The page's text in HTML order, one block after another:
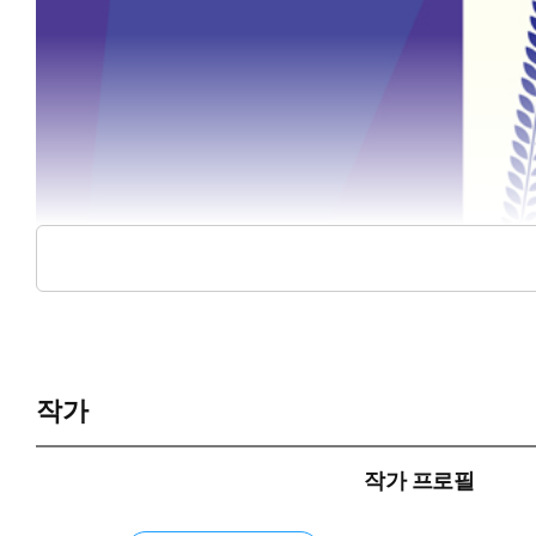
작가
작가 프로필